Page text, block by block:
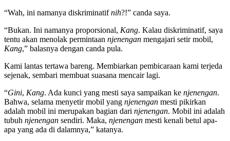
“Wah, ini namanya diskriminatifnih?!” canda saya.
“Bukan. Ini namanya proporsional, Kang. Kalau diskriminatif, saya
tentu akan menolak permintaan njenengan mengajari setir mobil,
Kang,” balasnya dengan canda pula.
Kami lantas tertawa bareng. Membiarkan pembicaraan kami terjeda
sejenak, sembari membuat suasana mencair lagi.
“Gini, Kang. Ada kunci yang mesti saya sampaikan ke njenengan.
Bahwa, selama menyetir mobil yang njenengan mesti pikirkan
adalah mobil ini merupakan bagian dari njenengan. Mobil ini adalah
tubuh njenengan sendiri. Maka, njenengan mesti kenali betul apa-
apa yang ada di dalamnya,” katanya.